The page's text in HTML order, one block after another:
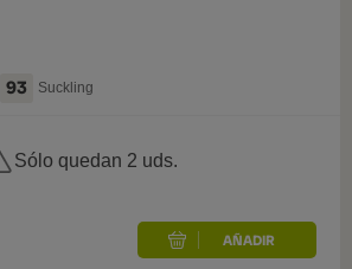
93 Suckling
Sólo quedan 2 uds.